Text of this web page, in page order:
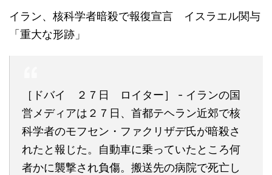
イラン、核科学者暗殺で報復宣言 イスラエル関与
「重大な形跡」
［ドバイ ２７日 ロイター］ - イランの国
営メディアは２７日、首都テヘラン近郊で核
科学者のモフセン・ファクリザデ氏が暗殺さ
れたと報じた。自動車に乗っていたところ何
者かに襲撃され負傷。搬送先の病院で死亡し